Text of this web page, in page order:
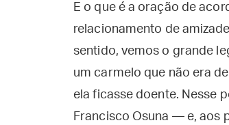
E o que é a oração de
relacionamento de
sentido, vemos o grande
um carmelo que não era
ela ficasse doente. Nesse
Francisco Osuna — e, aos